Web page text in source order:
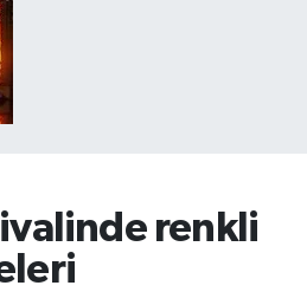
renkli